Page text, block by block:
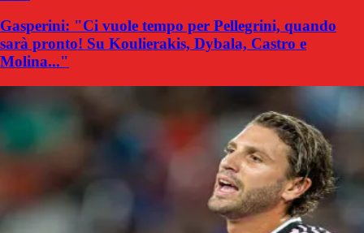
Gasperini: "Ci vuole tempo per Pellegrini, quando
sarà pronto! Su Koulierakis, Dybala, Castro e
Molina..."